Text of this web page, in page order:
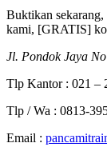
Buktikan sekarang,
kami, [GRATIS]
Jl. Pondok Jaya
Tlp Kantor : 021 –
Tlp / Wa : 0813-
Email :